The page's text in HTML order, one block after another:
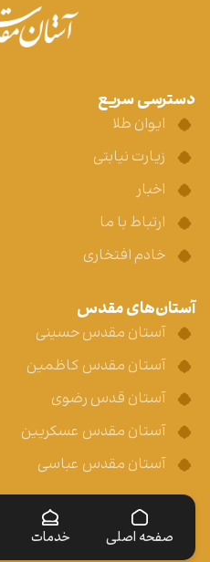
صفحه اصلی خدمات
دسترسی سریع
ایوان طلا
زیارت نیابتی
اخبار
ارتباط با ما
خادم افتخاری
آستان‌های مقدس
آستان مقدس حسینی
آستان مقدس کاظمین
آستان قدس رضوی
آستان مقدس عسکریین
آستان مقدس عباسی